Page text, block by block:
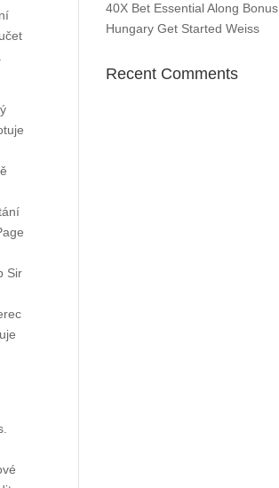
Sir
40X Bet Essential Along Bonus
Hungary Get Started Weiss
Recent Comments